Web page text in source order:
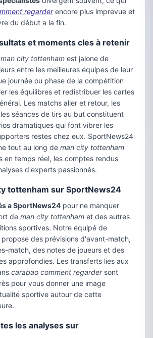
regarderencore plus imprevue et
du début a la fin.
et moments cles à retenir
man city tottenham est jalone de
entre les meilleures équipes de leur
journée ou phase de la compétition
les équilibres et redistribuer les cartes
Les matchs aller et retour, les
séances de tirs au but constituent
dramatiques qui font vibrer les
restes chez eux. SportNews24
tout au long de man city tottenham
en temps réel, les comptes rendus
d'experts passionnés.
tottenham sur SportNews24
a SportNews24 pour ne manquer
de man city tottenham et des autres
sportives. Notre équipé de
propose des prévisions d'avant-match,
match, des notes de joueurs et des
approfondies. Les transferts lies aux
carabao comment regardersont
pour vous donner une image
sportive autour de cette
les analyses sur